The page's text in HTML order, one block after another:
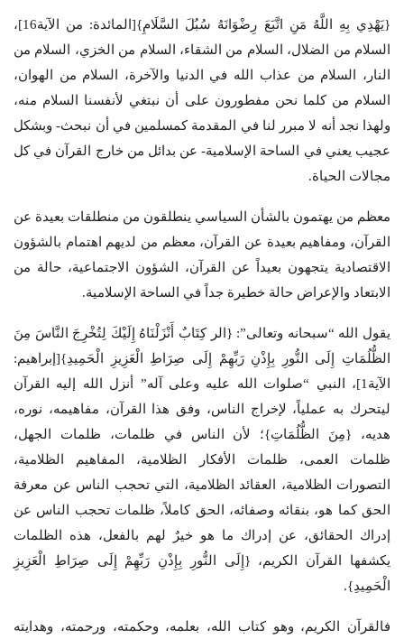
{يَهْدِي بِهِ اللَّهُ مَنِ اتَّبَعَ رِضْوَانَهُ سُبُلَ السَّلَامِ}[المائدة: من الآية16]،
السلام من الضلال، السلام من الشقاء، السلام من الخزي، السلام من
النار، السلام من عذاب الله في الدنيا والآخرة، السلام من الهوان،
السلام من كلما نحن مفطورون على أن نبتغي لأنفسنا السلام منه،
ولهذا نجد أنه لا مبرر لنا في المقدمة كمسلمين في أن نبحث- وبشكل
عجيب يعني في الساحة الإسلامية- عن بدائل من خارج القرآن في كل
مجالات الحياة.
معظم من يهتمون بالشأن السياسي ينطلقون من منطلقات بعيدة عن
القرآن، ومفاهيم بعيدة عن القرآن، معظم من لديهم اهتمام بالشؤون
الاقتصادية يتجهون بعيداً عن القرآن، الشؤون الاجتماعية، حالة من
الابتعاد والإعراض حالة خطيرة جداً في الساحة الإسلامية.
يقول الله “سبحانه وتعالى”: {الر كِتَابٌ أَنْزَلْنَاهُ إِلَيْكَ لِتُخْرِجَ النَّاسَ مِنَ
الظُّلُمَاتِ إِلَى النُّورِ بِإِذْنِ رَبِّهِمْ إِلَى صِرَاطِ الْعَزِيزِ الْحَمِيدِ}[إبراهيم:
الآية1]، النبي “صلوات الله عليه وعلى آله” أنزل الله إليه القرآن
ليتحرك به عملياً، لإخراج الناس، وفق هذا القرآن، مفاهيمه، نوره،
هديه، {مِنَ الظُّلُمَاتِ}؛ لأن الناس في ظلمات، ظلمات الجهل،
ظلمات العمى، ظلمات الأفكار الظلامية، المفاهيم الظلامية،
التصورات الظلامية، العقائد الظلامية، التي تحجب الناس عن معرفة
الحق كما هو، بنقائه وصفائه، الحق كاملاً، ظلمات تحجب الناس عن
إدراك الحقائق، عن إدراك ما هو خيرٌ لهم بالفعل، هذه الظلمات
يكشفها القرآن الكريم، {إِلَى النُّورِ بِإِذْنِ رَبِّهِمْ إِلَى صِرَاطِ الْعَزِيزِ
الْحَمِيدِ}.
فالقرآن الكريم، وهو كتاب الله، بعلمه، وحكمته، ورحمته، وهدايته